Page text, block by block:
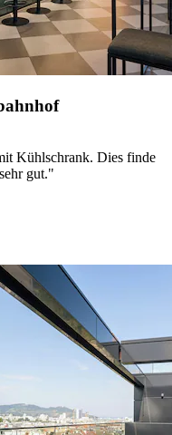
Kühlschrank. Dies finde
gut."